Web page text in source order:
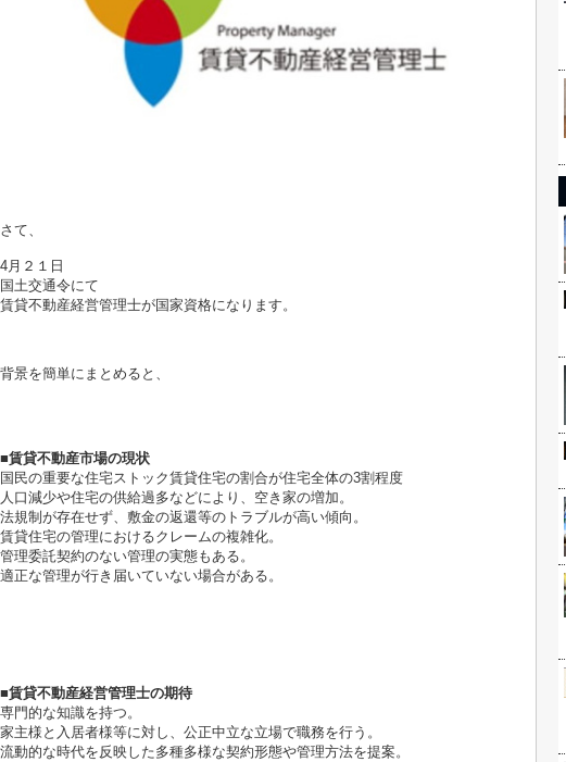
さて、
4月２１日
国土交通令にて
賃貸不動産経営管理士が国家資格になります。
背景を簡単にまとめると、
■賃貸不動産市場の現状
国民の重要な住宅ストック賃貸住宅の割合が住宅全体の3割程度
人口減少や住宅の供給過多などにより、空き家の増加。
法規制が存在せず、敷金の返還等のトラブルが高い傾向。
賃貸住宅の管理におけるクレームの複雑化。
管理委託契約のない管理の実態もある。
適正な管理が行き届いていない場合がある。
■賃貸不動産経営管理士の期待
専門的な知識を持つ。
家主様と入居者様等に対し、公正中立な立場で職務を行う。
流動的な時代を反映した多種多様な契約形態や管理方法を提案。